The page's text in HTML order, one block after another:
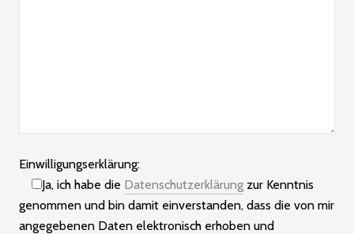
Einwilligungserklärung:
Ja, ich habe die Datenschutzerklärung zur Kenntnis
genommen und bin damit einverstanden, dass die von mir
angegebenen Daten elektronisch erhoben und